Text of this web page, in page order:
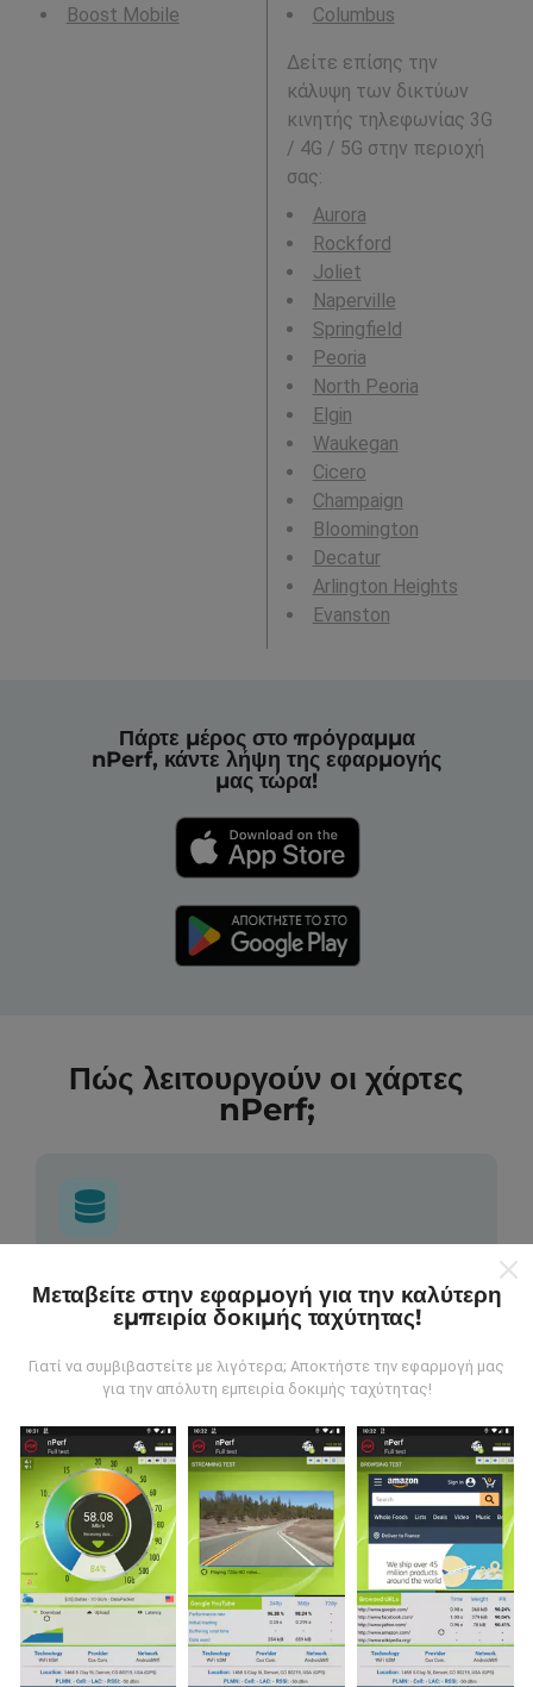
Boost Mobile
Columbus
Δείτε επίσης την
κάλυψη των δικτύων
κινητής τηλεφωνίας 3G
/ 4G / 5G στην περιοχή
σας:
Aurora
Rockford
Joliet
Naperville
Springfield
Peoria
North Peoria
Elgin
Waukegan
Cicero
Champaign
Bloomington
Decatur
Arlington Heights
Evanston
Πάρτε μέρος στο πρόγραμμα
nPerf, κάντε λήψη της εφαρμογής
μας τώρα!
Πώς λειτουργούν οι χάρτες
nPerf;
Τα δεδομένα συλλέγονται από δοκιμές που
πραγματοποιούνται από χρήστες της εφαρμογής
nPerf. Αυτές είναι οι δοκιμές που διεξάγονται σε
θέλετε να συμμετάσχετε επίσης, το μόνο που έχετε
να κάνετε είναι να κατεβάσετε την εφαρμογή nPerf
στο smartphone σας.Όσο περισσότερα δεδομένα
υπάρχουν, τόσο πιο ολοκληρωμένοι θα είναι οι
χάρτες!
Μεταβείτε στην εφαρμογή για την καλύτερη
εμπειρία δοκιμής ταχύτητας!
Γιατί να συμβιβαστείτε με λιγότερα; Αποκτήστε την εφαρμογή μας
για την απόλυτη εμπειρία δοκιμής ταχύτητας!